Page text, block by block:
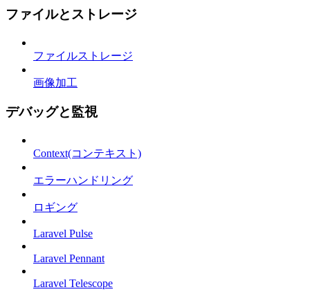
ファイルとストレージ
ファイルストレージ
画像加工
デバッグと監視
Context(コンテキスト)
エラーハンドリング
ロギング
Laravel Pulse
Laravel Pennant
Laravel Telescope